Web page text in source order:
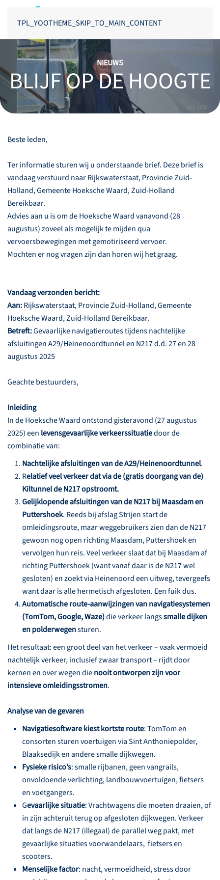
TPL_YOOTHEME_SKIP_TO_MAIN_CONTENT
NIEUWS
BLIJF OP DE HOOGTE
Beste leden,
Ter informatie sturen wij u onderstaande brief. Deze brief is
vandaag verstuurd naar Rijkswaterstaat, Provincie Zuid-
Holland, Gemeente Hoeksche Waard, Zuid-Holland
Bereikbaar.
Advies aan u is om de Hoeksche Waard vanavond (28
augustus) zoveel als mogelijk te mijden qua
vervoersbewegingen met gemotiriseerd vervoer.
Mochten er nog vragen zijn dan horen wij het graag.
Vandaag verzonden bericht:
Aan:Rijkswaterstaat, Provincie Zuid-Holland, Gemeente
Hoeksche Waard, Zuid-Holland Bereikbaar.
Betreft:Gevaarlijke navigatieroutes tijdens nachtelijke
afsluitingen A29/Heinenoordtunnel en N217 d.d. 27 en 28
augustus 2025
Geachte bestuurders,
Inleiding
In de Hoeksche Waard ontstond gisteravond (27 augustus
2025) een levensgevaarlijke verkeerssituatiedoor de
combinatie van:
Nachtelijke afsluitingen van de A29/Heinenoordtunnel.
Relatief veel verkeer dat via de (gratis doorgang van de)
Kiltunnel de N217 opstroomt.
Gelijklopende afsluitingen van de N217 bij Maasdam en
Puttershoek. Reeds bij afslag Strijen start de
omleidingsroute, maar weggebruikers zien dan de N217
gewoon nog open richting Maasdam, Puttershoek en
vervolgen hun reis. Veel verkeer slaat dat bij Maasdam af
richting Puttershoek (want vanaf daar is de N217 wel
gesloten) en zoekt via Heinenoord een uitweg, tevergeefs
want daar is alle hermetisch afgesloten. Een fuik dus.
Automatische route-aanwijzingen van navigatiesystemen
(TomTom, Google, Waze)die verkeer langssmalle dijken
en polderwegensturen.
Het resultaat: een groot deel van het verkeer – vaak vermoeid
nachtelijk verkeer, inclusief zwaar transport – rijdt door
kernen en over wegen dienooit ontworpen zijn voor
intensieve omleidingsstromen.
Analyse van de gevaren
Navigatiesoftware kiest kortste route: TomTom en
consorten sturen voertuigen via Sint Anthoniepolder,
Blaaksedijk en andere smalle dijkwegen.
Fysieke risico’s: smalle rijbanen, geen vangrails,
onvoldoende verlichting, landbouwvoertuigen, fietsers
en voetgangers.
Gevaarlijke situatie: Vrachtwagens die moeten draaien, of
in zijn achteruit terug op afgesloten dijkwegen. Verkeer
dat langs de N217 (illegaal) de parallel weg pakt, met
gevaarlijke situaties voorwandelaars, fietsers en
scooters.
Menselijke factor: nacht, vermoeidheid, stress door